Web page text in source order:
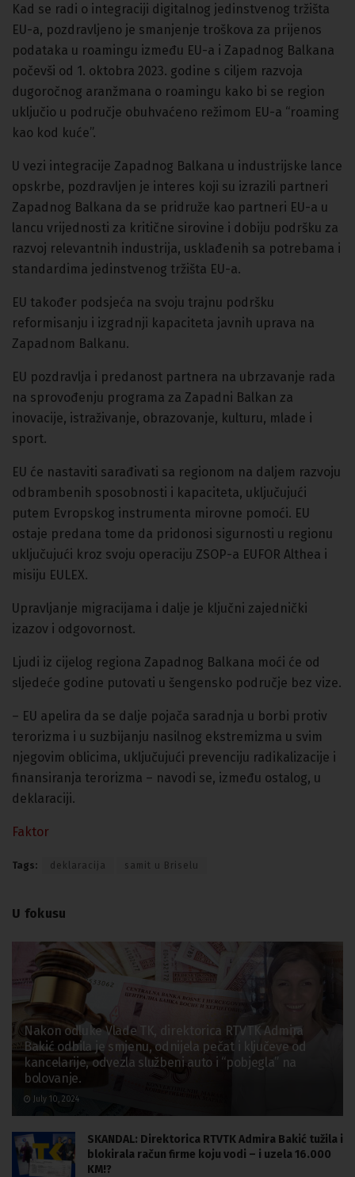
Kad se radi o integraciji digitalnog jedinstvenog tržišta
EU-a, pozdravljeno je smanjenje troškova za prijenos
podataka u roamingu između EU-a i Zapadnog Balkana
počevši od 1. oktobra 2023. godine s ciljem razvoja
dugoročnog aranžmana o roamingu kako bi se region
uključio u područje obuhvaćeno režimom EU-a “roaming
kao kod kuće”.
U vezi integracije Zapadnog Balkana u industrijske lance
opskrbe, pozdravljen je interes koji su izrazili partneri
Zapadnog Balkana da se pridruže kao partneri EU-a u
lancu vrijednosti za kritične sirovine i dobiju podršku za
razvoj relevantnih industrija, usklađenih sa potrebama i
standardima jedinstvenog tržišta EU-a.
EU također podsjeća na svoju trajnu podršku
reformisanju i izgradnji kapaciteta javnih uprava na
Zapadnom Balkanu.
EU pozdravlja i predanost partnera na ubrzavanje rada
na sprovođenju programa za Zapadni Balkan za
inovacije, istraživanje, obrazovanje, kulturu, mlade i
sport.
EU će nastaviti sarađivati sa regionom na daljem razvoju
odbrambenih sposobnosti i kapaciteta, uključujući
putem Evropskog instrumenta mirovne pomoći. EU
ostaje predana tome da pridonosi sigurnosti u regionu
uključujući kroz svoju operaciju ZSOP-a EUFOR Althea i
misiju EULEX.
Upravljanje migracijama i dalje je ključni zajednički
izazov i odgovornost.
Ljudi iz cijelog regiona Zapadnog Balkana moći će od
sljedeće godine putovati u šengensko područje bez vize.
– EU apelira da se dalje pojača saradnja u borbi protiv
terorizma i u suzbijanju nasilnog ekstremizma u svim
njegovim oblicima, uključujući prevenciju radikalizacije i
finansiranja terorizma – navodi se, između ostalog, u
deklaraciji.
Faktor
Tags: deklaracija samit u Briselu
U fokusu
Nakon odluke Vlade TK, direktorica RTVTK Admira
Bakić odbila je smjenu, odnijela pečat i ključeve od
kancelarije, odvezla službeni auto i “pobjegla” na
bolovanje.
July 10, 2024
SKANDAL: Direktorica RTVTK Admira Bakić tužila i
blokirala račun firme koju vodi – i uzela 16.000
KM!?